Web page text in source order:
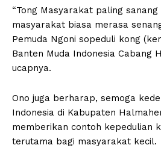
“Tong Masyarakat paling sanang
masyarakat biasa merasa
Pemuda Ngoni sopeduli kong
Banten Muda Indonesia Cabang
ucapnya.
Ono juga berharap, semoga
Indonesia di Kabupaten
memberikan contoh kepedulian
terutama bagi masyarakat kecil.